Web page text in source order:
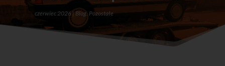
czerwiec 2026 Blog,Pozostałe